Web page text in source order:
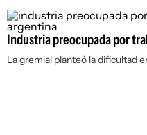
Industria preocupada por
La gremial planteó la dificultad